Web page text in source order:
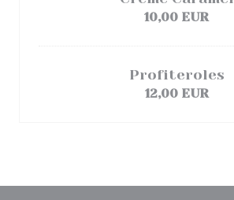
10,00 EUR
Profiteroles
12,00 EUR